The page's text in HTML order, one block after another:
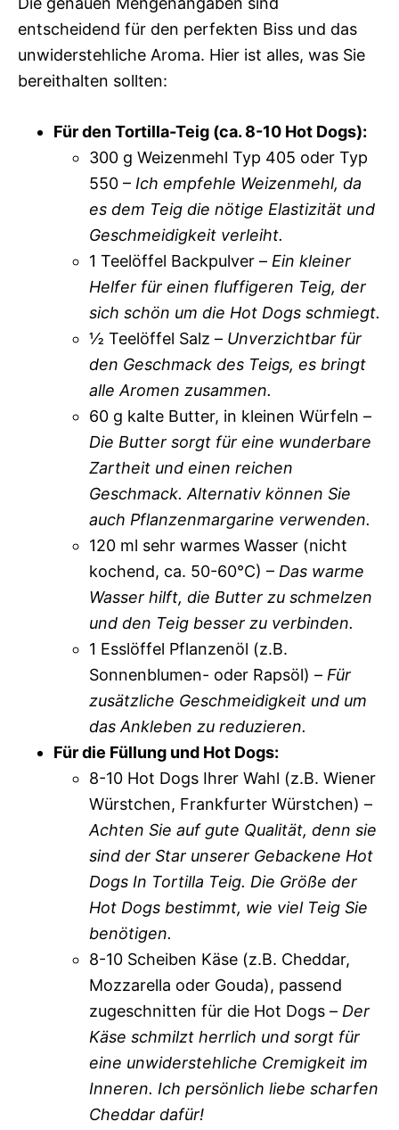
entscheidend für den perfekten Biss und das
unwiderstehliche Aroma. Hier ist alles, was Sie
bereithalten sollten:
Für den Tortilla-Teig (ca. 8-10 Hot Dogs):
300 g Weizenmehl Typ 405 oder Typ
550 – Ich empfehle Weizenmehl, da
es dem Teig die nötige Elastizität und
Geschmeidigkeit verleiht.
1 Teelöffel Backpulver – Ein kleiner
Helfer für einen fluffigeren Teig, der
sich schön um die Hot Dogs schmiegt.
½ Teelöffel Salz – Unverzichtbar für
den Geschmack des Teigs, es bringt
alle Aromen zusammen.
60 g kalte Butter, in kleinen Würfeln –
Die Butter sorgt für eine wunderbare
Zartheit und einen reichen
Geschmack. Alternativ können Sie
auch Pflanzenmargarine verwenden.
120 ml sehr warmes Wasser (nicht
kochend, ca. 50-60°C) – Das warme
Wasser hilft, die Butter zu schmelzen
und den Teig besser zu verbinden.
1 Esslöffel Pflanzenöl (z.B.
Sonnenblumen- oder Rapsöl) – Für
zusätzliche Geschmeidigkeit und um
das Ankleben zu reduzieren.
Für die Füllung und Hot Dogs:
8-10 Hot Dogs Ihrer Wahl (z.B. Wiener
Würstchen, Frankfurter Würstchen) –
Achten Sie auf gute Qualität, denn sie
sind der Star unserer Gebackene Hot
Dogs In Tortilla Teig. Die Größe der
Hot Dogs bestimmt, wie viel Teig Sie
benötigen.
8-10 Scheiben Käse (z.B. Cheddar,
Mozzarella oder Gouda), passend
zugeschnitten für die Hot Dogs – Der
Käse schmilzt herrlich und sorgt für
eine unwiderstehliche Cremigkeit im
Inneren. Ich persönlich liebe scharfen
Cheddar dafür!